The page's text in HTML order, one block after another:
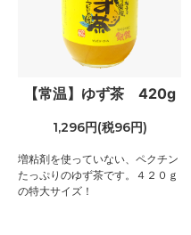
【常温】ゆず茶 420g
1,296円(税96円)
増粘剤を使っていない、ペクチン
たっぷりのゆず茶です。４２０ｇ
の特大サイズ！